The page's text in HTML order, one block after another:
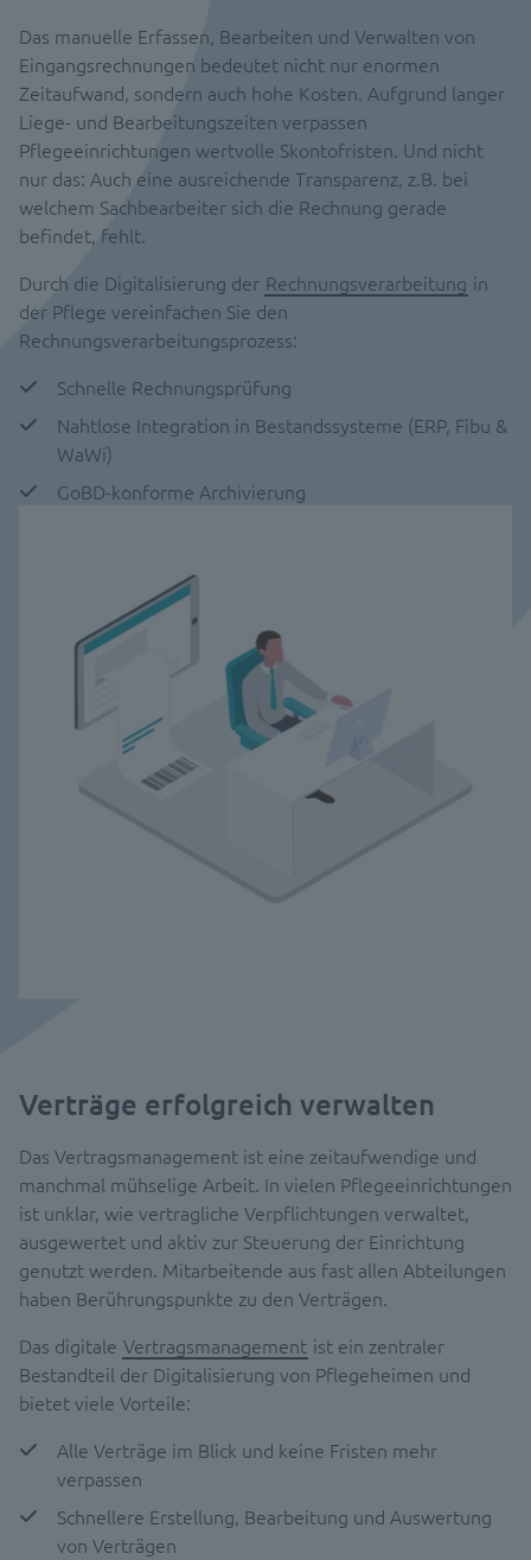
Das manuelle Erfassen, Bearbeiten und Verwalten von
Eingangsrechnungen bedeutet nicht nur enormen
Zeitaufwand, sondern auch hohe Kosten. Aufgrund langer
Liege- und Bearbeitungszeiten verpassen
Pflegeeinrichtungen wertvolle Skontofristen. Und nicht
nur das: Auch eine ausreichende Transparenz, z.B. bei
welchem Sachbearbeiter sich die Rechnung gerade
befindet, fehlt.
Durch die Digitalisierung der Rechnungsverarbeitung in
der Pflege vereinfachen Sie den
Rechnungsverarbeitungsprozess:
Schnelle Rechnungsprüfung
Nahtlose Integration in Bestandssysteme (ERP, Fibu &
WaWi)
GoBD-konforme Archivierung
Verträge erfolgreich verwalten
Das Vertragsmanagement ist eine zeitaufwendige und
manchmal mühselige Arbeit. In vielen Pflegeeinrichtungen
ist unklar, wie vertragliche Verpflichtungen verwaltet,
ausgewertet und aktiv zur Steuerung der Einrichtung
genutzt werden. Mitarbeitende aus fast allen Abteilungen
haben Berührungspunkte zu den Verträgen.
Das digitale Vertragsmanagement ist ein zentraler
Bestandteil der Digitalisierung von Pflegeheimen und
bietet viele Vorteile:
Alle Verträge im Blick und keine Fristen mehr
verpassen
Schnellere Erstellung, Bearbeitung und Auswertung
von Verträgen